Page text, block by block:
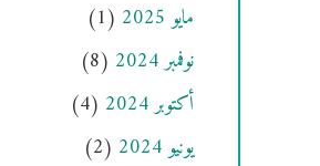
مايو 2025
(1)
نوفمبر 2024
(8)
أكتوبر 2024
(4)
يونيو 2024
(2)